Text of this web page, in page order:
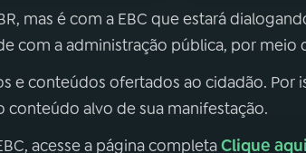
mas é com a EBC que estará
com a administração pública, por meio
e conteúdos ofertados ao cidadão. Por
conteúdo alvo de sua manifestação.
acesse a página completaClique aqui